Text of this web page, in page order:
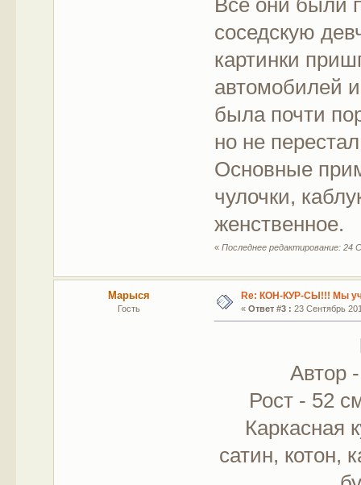
Все они были
соседскую
картинки
автомобилей
была почти
но не
Основные
чулочки,
женственное.
«Последнее редактирование: 24
Марыся
Гость
Re: КОН-КУР-СЫ!!! Мы
« Ответ #3 : 23 Сентябрь
Автор
Рост - 52
Каркасная
сатин, котон,